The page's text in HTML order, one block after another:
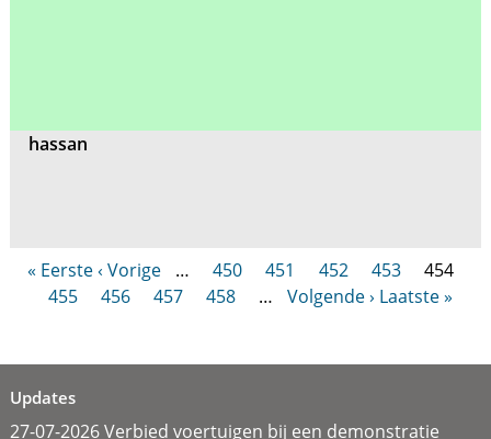
hassan
« Eerste ‹ Vorige … 450 451 452 453
454
455
456 457 458 … Volgende › Laatste »
Updates
27-07-2026 Verbied voertuigen bij een demonstratie